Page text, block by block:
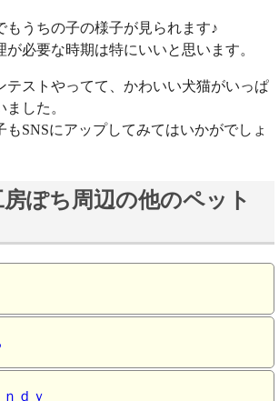
もうちの子の様子が見られます♪
必要な時期は特にいいと思います。
テストやってて、かわいい犬猫がいっぱ
した。
もSNSにアップしてみてはいかがでしょ
ぽち周辺の他のペット
ｄｙ